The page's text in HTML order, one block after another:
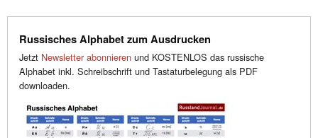
Russisches Alphabet zum Ausdrucken
Jetzt Newsletter abonnieren und KOSTENLOS das russische
Alphabet inkl. Schreibschrift und Tastaturbelegung als PDF
downloaden.